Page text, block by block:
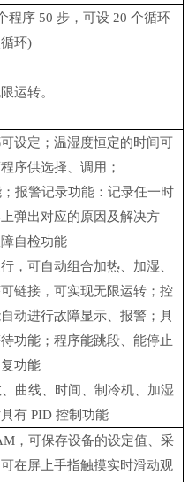
程序 50 步，可设 20 个循环
环)
运转。
设定；温湿度恒定的时间可
序供选择、调用；
报警记录功能：记录任一时
弹出对应的原因及解决方
自检功能
，可自动组合加热、加湿、
链接，可实现无限运转；控
动进行故障显示、报警；具
功能；程序能跳段、能停止
功能
曲线、时间、制冷机、加湿
有 PID 控制功能
，可保存设备的设定值、采
在屏上手指触摸实时滑动观